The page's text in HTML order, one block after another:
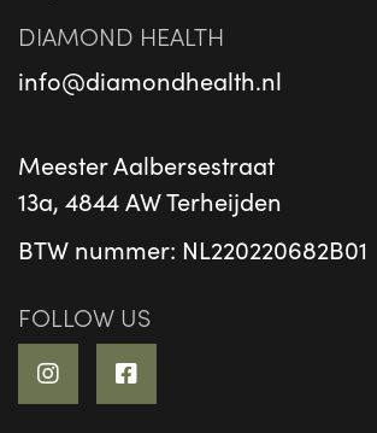
DIAMOND HEALTH
info@diamondhealth.nl
Meester Aalbersestraat
13a, 4844 AW Terheijden
BTW nummer: NL220220682B01
FOLLOW US